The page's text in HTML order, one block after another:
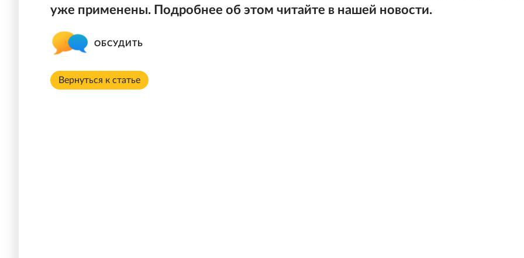
уже применены. Подробнее об этом читайте в нашей новости.
ОБСУДИТЬ
Вернуться к статье